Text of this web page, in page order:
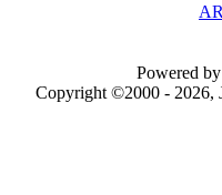
Powered
Copyright ©2000 - 2026,